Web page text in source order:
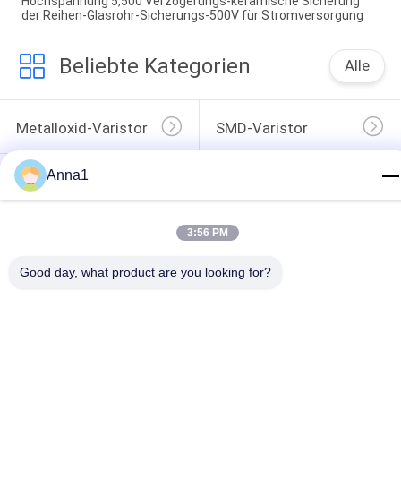
der Reihen-Glasrohr-Sicherungs-500V für Stromversorgung
Beliebte Kategorien Alle
Metalloxid-Varistor SMD-Varistor
Thermisch
Geschützter
NTC-
Temperaturfühler
Rückstellbare
Anna1
3:56 PM
Good day, what product are you looking for?